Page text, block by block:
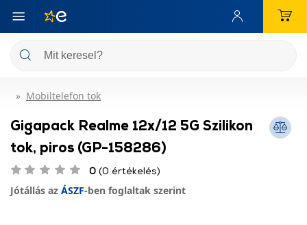
Mobiltelefon tok
Gigapack Realme 12x/12 5G Szilikon
tok, piros (GP-158286)
0 (0 értékelés)
Jótállás az ÁSZF-ben foglaltak szerint